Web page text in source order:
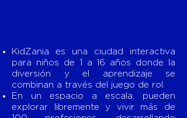
KidZania es una ciudad interactiva
para niños de 1 a 16 años donde la
diversión y el aprendizaje se
combinan a través del juego de rol.
En un espacio a escala, pueden
explorar libremente y vivir más de